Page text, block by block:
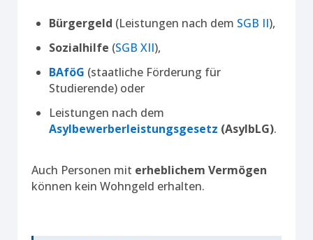
Bürgergeld (Leistungen nach dem SGB II),
Sozialhilfe (SGB XII),
BAföG (staatliche Förderung für
Studierende) oder
Leistungen nach dem
Asylbewerberleistungsgesetz (AsylbLG).
Auch Personen mit erheblichem Vermögen
können kein Wohngeld erhalten.